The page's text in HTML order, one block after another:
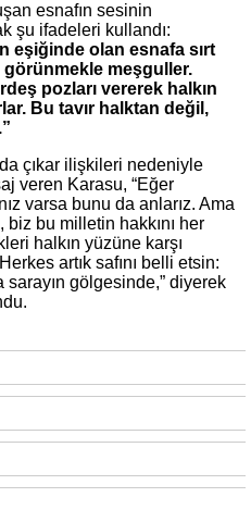
esnafın sesinin
şu ifadeleri kullandı:
eşiğinde olan esnafa sırt
meşguller.
pozları vererek halkın
Bu tavır halktan değil,
çıkar ilişkileri nedeniyle
veren Karasu, “Eğer
varsa bunu da anlarız. Ama
bu milletin hakkını her
halkın yüzüne karşı
artık safını belli etsin:
sarayın gölgesinde,” diyerek